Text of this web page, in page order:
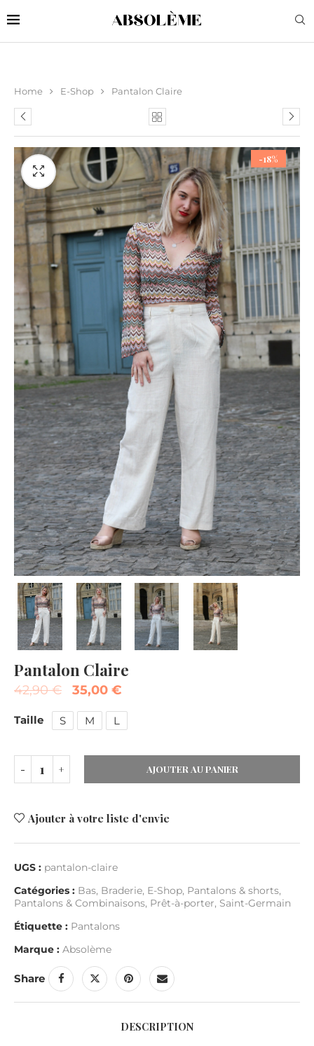
Home E-Shop Pantalon Claire
-18%
Pantalon Claire
42,90€ 35,00 €
Taille S M L
AJOUTER AU PANIER
Ajouter à votre liste d'envie
UGS : pantalon-claire
Catégories : Bas, Braderie, E-Shop, Pantalons & shorts,
Pantalons & Combinaisons, Prêt-à-porter, Saint-Germain
Étiquette : Pantalons
Marque : Absolème
Share
DESCRIPTION